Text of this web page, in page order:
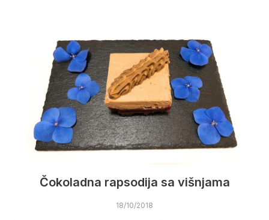
Čokoladna rapsodija sa višnjama
18/10/2018